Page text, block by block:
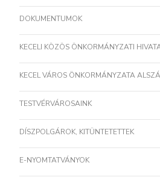
DOKUMENTUMOK
KECELI KÖZÖS ÖNKORMÁNYZATI
KECEL VÁROS ÖNKORMÁNYZATA
TESTVÉRVÁROSAINK
DÍSZPOLGÁROK, KITÜNTETETTEK
E-NYOMTATVÁNYOK